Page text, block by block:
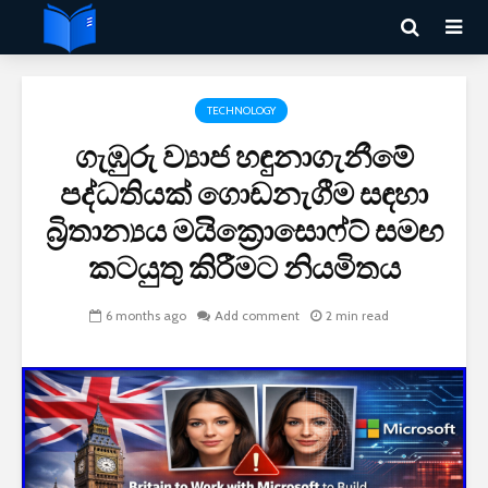
TECHNOLOGY
ගැඹුරු ව්‍යාජ හඳුනාගැනීමේ
පද්ධතියක් ගොඩනැගීම සඳහා
බ්‍රිතාන්‍යය මයික්‍රොසොෆ්ට් සමඟ
කටයුතු කිරීමට නියමිතය
6 months ago Add comment 2 min read